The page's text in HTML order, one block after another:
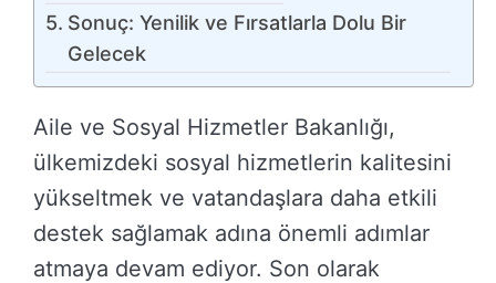
Sonuç: Yenilik ve Fırsatlarla Dolu Bir
Gelecek
Aile ve Sosyal Hizmetler Bakanlığı,
ülkemizdeki sosyal hizmetlerin kalitesini
yükseltmek ve vatandaşlara daha etkili
destek sağlamak adına önemli adımlar
atmaya devam ediyor. Son olarak